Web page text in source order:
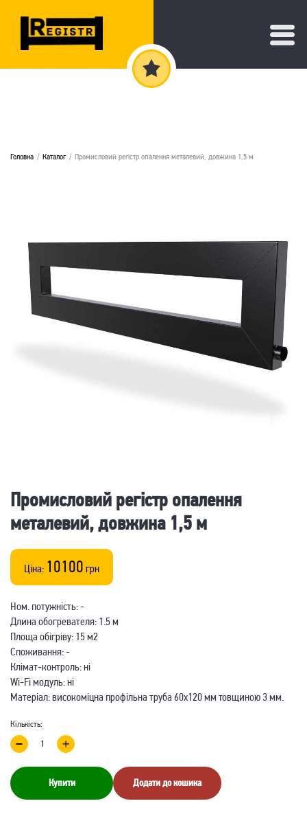
Головна Каталог Промисловий регістр опалення металевий, довжина 1,5 м
Промисловий регістр опалення
металевий, довжина 1,5 м
Ціна: 10100 грн
Ном. потужність: -
Длина обогревателя: 1.5 м
Площа обігріву: 15 м2
Споживання: -
Клімат-контроль: ні
Wi-Fi модуль: ні
Матеріал: високоміцна профільна труба 60х120 мм товщиною 3 мм.
Кількість:
Купити Додати до кошика